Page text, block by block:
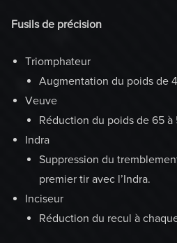
Fusils de précision
Triomphateur
Augmentation du poids de
Veuve
Réduction du poids de 65 à
Indra
Suppression du
premier tir avec l’Indra.
Inciseur
Réduction du recul à